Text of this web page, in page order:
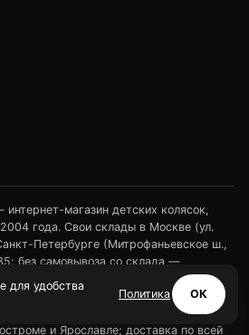
магазин детских колясок,
года. Свои склады в Москве (ул.
Петербурге (Митрофаньевское ш.,
; без самовывоза со склада —
по СПб и Ленинградской области
магазины — в Туле (ул.
и Ярославле; доставка по всей
для удобства
Политика ОК